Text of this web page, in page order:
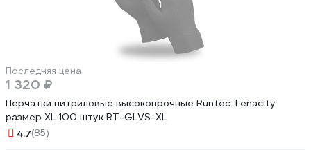
Последняя цена
1 320 ₽
Перчатки нитриловые высокопрочные Runtec Tenacity
размер XL 100 штук RT-GLVS-XL
4.7(85)